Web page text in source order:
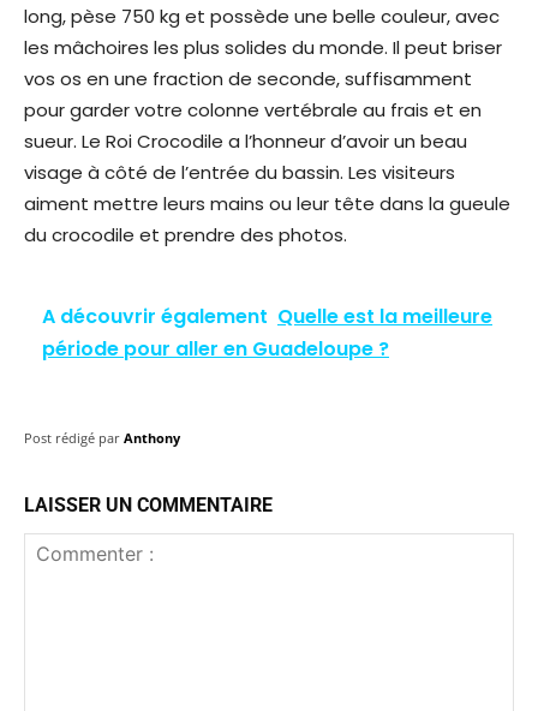
long, pèse 750 kg et possède une belle couleur, avec
les mâchoires les plus solides du monde. Il peut briser
vos os en une fraction de seconde, suffisamment
pour garder votre colonne vertébrale au frais et en
sueur. Le Roi Crocodile a l’honneur d’avoir un beau
visage à côté de l’entrée du bassin. Les visiteurs
aiment mettre leurs mains ou leur tête dans la gueule
du crocodile et prendre des photos.
A découvrir également Quelle est la meilleure
période pour aller en Guadeloupe ?
Post rédigé par Anthony
LAISSER UN COMMENTAIRE